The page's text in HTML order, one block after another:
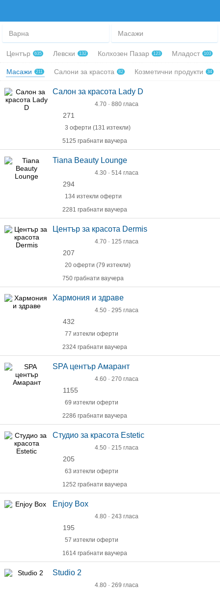
Варна Масажи
Център 635 Левски 132 Колхозен Пазар 123 Младост 103
Масажи 211 Салони за красота 82 Козметични продукти 34
Салон за красота Lady D
4.70 · 880 гласа
271
3 оферти (131 изтекли)
5125 грабнати ваучера
Tiana Beauty Lounge
4.30 · 514 гласа
294
134 изтекли оферти
2281 грабнати ваучера
Център за красота Dermis
4.70 · 125 гласа
207
20 оферти (79 изтекли)
750 грабнати ваучера
Хармония и здраве
4.50 · 295 гласа
432
77 изтекли оферти
2324 грабнати ваучера
SPA център Амарант
4.60 · 270 гласа
1155
69 изтекли оферти
2286 грабнати ваучера
Студио за красота Estetic
4.50 · 215 гласа
205
63 изтекли оферти
1252 грабнати ваучера
Enjoy Box
4.80 · 243 гласа
195
57 изтекли оферти
1614 грабнати ваучера
Studio 2
4.80 · 269 гласа